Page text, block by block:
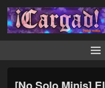
¡Cargad!